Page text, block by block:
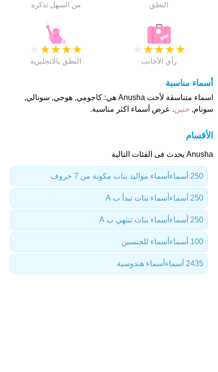
من السهل تذكره النطق
★
★
★
★
النطق بالانجليزية
★
★
★
★
رأي الأجانب
أسماء مناسبة
اسماء متناسقة لأخت Anusha هي: كاجومي, هوجي, سونالي,
سونام, حنين. عرض أسماء اكثر مناسبة.
الأقسام
Anusha يحدث فى الفئات التالية
أسماء مواليد بنات مكونة من 7 حروف 250 أسماء
أسماء بنات تبدأ ب A 250 أسماء
أسماء بنات تنتهي ب A 250 أسماء
أسماء للجنسين 100 أسماء
أسماء هندوسية 2435 أسماء